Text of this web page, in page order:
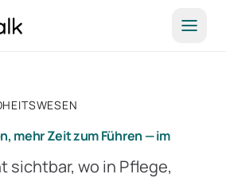
mehr Zeit zum Führen — im
sichtbar, wo in Pflege,